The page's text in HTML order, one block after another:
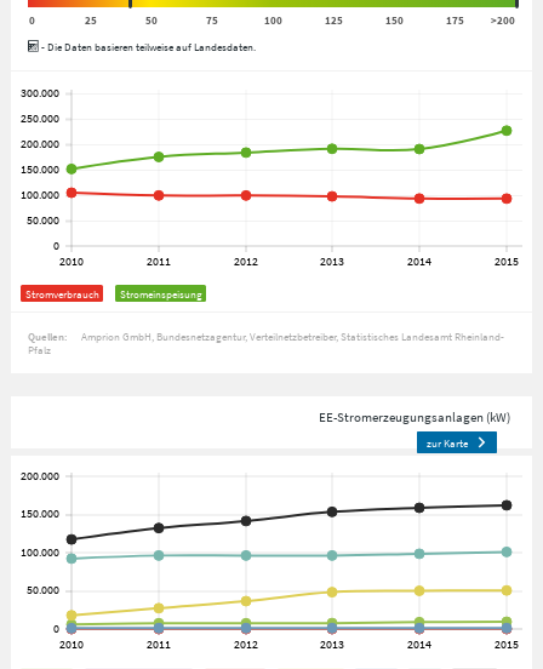
0 25 50 75 100 125 150 175
>200
- Die Daten basieren teilweise auf Landesdaten.
Stromverbrauch Stromeinspeisung
Quellen: Amprion GmbH Bundesnetzagentur Verteilnetzbetreiber Statistisches Landesamt Rheinland-
Pfalz
EE-Stromerzeugungsanlagen (kW)
zur Karte